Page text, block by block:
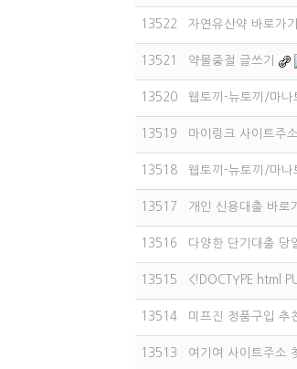
13522 자연유산약 바로가
13521 약물중절 글쓰기
13520 웹토끼-뉴토끼/마
13519 마이링크 사이트주
13518 웹토끼-뉴토끼/마
13517 개인 신용대출 바로
13516 다양한 단기대출 당
13515 <!DOCTYPE html
13514 미프진 정품구입 추
13513 여기여 사이트주소